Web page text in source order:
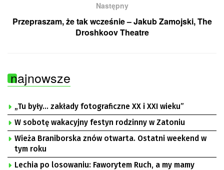
Następny
Przepraszam, że tak wcześnie – Jakub Zamojski, The
Droshkoov Theatre
najnowsze
„Tu były… zakłady fotograficzne XX i XXI wieku”
W sobotę wakacyjny festyn rodzinny w Zatoniu
Wieża Braniborska znów otwarta. Ostatni weekend w
tym roku
Lechia po losowaniu: Faworytem Ruch, a my mamy